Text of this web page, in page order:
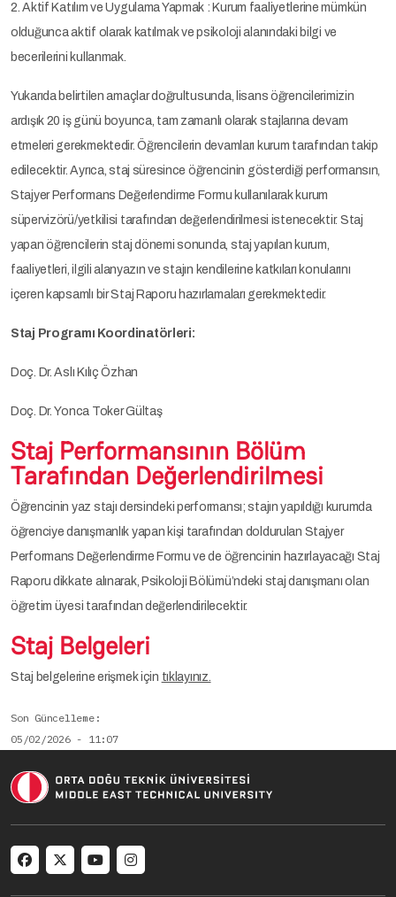
2. Aktif Katılım ve Uygulama Yapmak : Kurum faaliyetlerine mümkün
olduğunca aktif olarak katılmak ve psikoloji alanındaki bilgi ve
becerilerini kullanmak.
Yukarıda belirtilen amaçlar doğrultusunda, lisans öğrencilerimizin
ardışık 20 iş günü boyunca, tam zamanlı olarak stajlarına devam
etmeleri gerekmektedir. Öğrencilerin devamları kurum tarafından takip
edilecektir. Ayrıca, staj süresince öğrencinin gösterdiği performansın,
Stajyer Performans Değerlendirme Formu kullanılarak kurum
süpervizörü/yetkilisi tarafından değerlendirilmesi istenecektir. Staj
yapan öğrencilerin staj dönemi sonunda, staj yapılan kurum,
faaliyetleri, ilgili alanyazın ve stajın kendilerine katkıları konularını
içeren kapsamlı bir Staj Raporu hazırlamaları gerekmektedir.
Staj Programı Koordinatörleri:
Doç. Dr. Aslı Kılıç Özhan
Doç. Dr. Yonca Toker Gültaş
Staj Performansının Bölüm
Tarafından Değerlendirilmesi
Öğrencinin yaz stajı dersindeki performansı; stajın yapıldığı kurumda
öğrenciye danışmanlık yapan kişi tarafından doldurulan Stajyer
Performans Değerlendirme Formu ve de öğrencinin hazırlayacağı Staj
Raporu dikkate alınarak, Psikoloji Bölümü’ndeki staj danışmanı olan
öğretim üyesi tarafından değerlendirilecektir.
Staj Belgeleri
Staj belgelerine erişmek için tıklayınız.
Son Güncelleme
05/02/2026 - 11:07
Social menu